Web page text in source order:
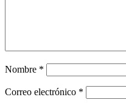
Nombre *
Correo electrónico *